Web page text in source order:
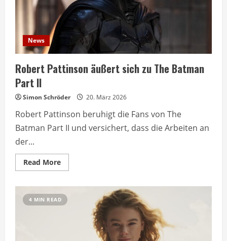
News
Robert Pattinson äußert sich zu The Batman
Part II
Simon Schröder 20. März 2026
Robert Pattinson beruhigt die Fans von The
Batman Part II und versichert, dass die Arbeiten an
der...
Read MoreRead
more
äußert
sich
4 MIN READ